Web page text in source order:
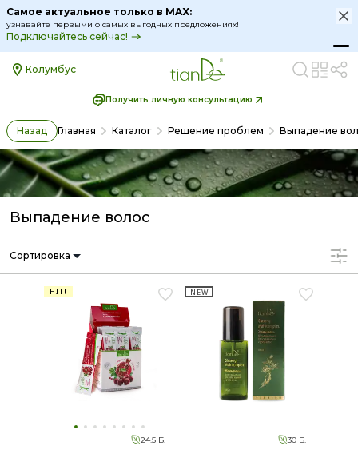
Самое актуальное только в MAX:
узнавайте первыми о самых выгодных предложениях!
Подключайтесь сейчас!
Колумбус
Получить личную консультацию
Назад Главная Каталог Решение проблем Выпадение
Выпадение волос
Сортировка
HIT!
24.5 Б.
NEW
30 Б.